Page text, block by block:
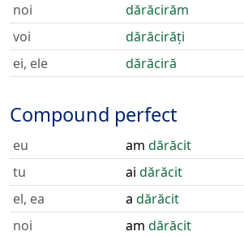
noi
dărăcirăm
voi
dărăcirăți
ei, ele
dărăciră
Compound perfect
eu am dărăcit
tu
ai dărăcit
el, ea
a dărăcit
noi
am dărăcit